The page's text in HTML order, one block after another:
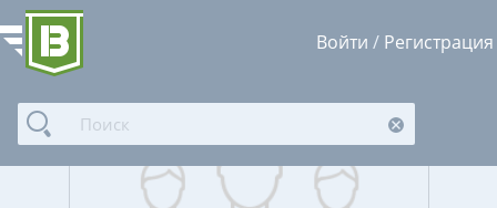
Войти / Регистрация